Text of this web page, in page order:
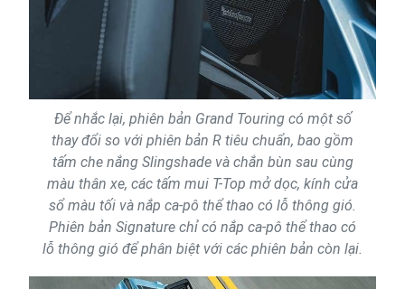
Để nhắc lại, phiên bản Grand Touring có một số
thay đổi so với phiên bản R tiêu chuẩn, bao gồm
tấm che nắng Slingshade và chắn bùn sau cùng
màu thân xe, các tấm mui T-Top mở dọc, kính cửa
sổ màu tối và nắp ca-pô thể thao có lỗ thông gió.
Phiên bản Signature chỉ có nắp ca-pô thể thao có
lỗ thông gió để phân biệt với các phiên bản còn lại.